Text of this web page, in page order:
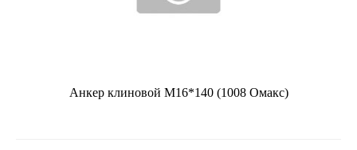
Анкер клиновой М16*140 (1008 Омакс)